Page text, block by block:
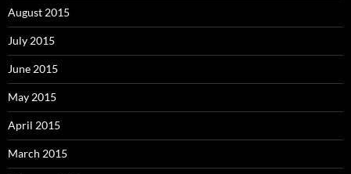
August 2015
July 2015
June 2015
May 2015
April 2015
March 2015